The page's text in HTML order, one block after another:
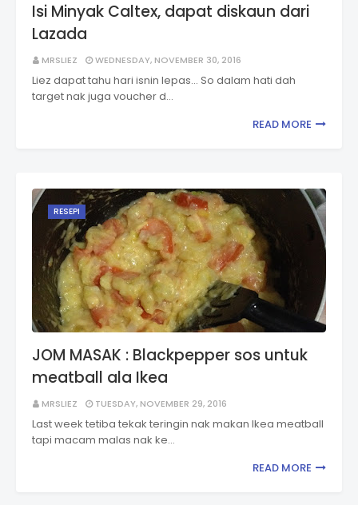
Isi Minyak Caltex, dapat diskaun dari
Lazada
MRSLIEZ WEDNESDAY, NOVEMBER 30, 2016
Liez dapat tahu hari isnin lepas... So dalam hati dah
target nak juga voucher d…
READ MORE
RESEPI
JOM MASAK : Blackpepper sos untuk
meatball ala Ikea
MRSLIEZ TUESDAY, NOVEMBER 29, 2016
Last week tetiba tekak teringin nak makan Ikea meatball
tapi macam malas nak ke…
READ MORE